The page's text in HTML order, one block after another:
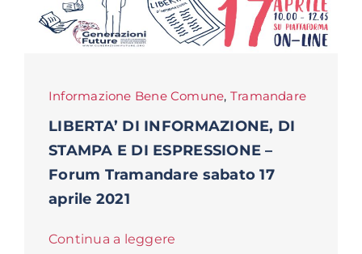
Informazione Bene Comune, Tramandare
LIBERTA’ DI INFORMAZIONE, DI
STAMPA E DI ESPRESSIONE –
Forum Tramandare sabato 17
aprile 2021
Continua a leggere